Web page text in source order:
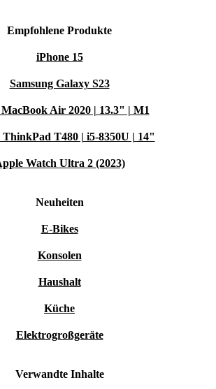
Empfohlene Produkte
iPhone 15
Samsung Galaxy S23
Air 2020 | 13.3" | M1
ThinkPad T480 | i5-8350U | 14"
Watch Ultra 2 (2023)
Neuheiten
E-Bikes
Konsolen
Haushalt
Küche
Elektrogroßgeräte
Verwandte Inhalte